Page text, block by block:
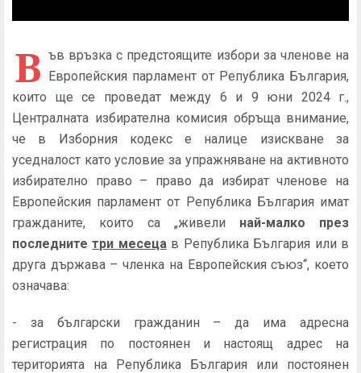
В ъв връзка с предстоящите избори за членове на
Европейския парламент от Република България,
които ще се проведат между 6 и 9 юни 2024 г.,
Централната избирателна комисия обръща внимание,
че в Изборния кодекс е налице изискване за
уседналост като условие за упражняване на активното
избирателно право – право да избират членове на
Европейския парламент от Република България имат
гражданите, които са „живели най-малко през
последнитетри месецав Република България или в
друга държава – членка на Европейския съюз“, което
означава:
- за български гражданин – да има адресна
регистрация по постоянен и настоящ адрес на
територията на Република България или постоянен